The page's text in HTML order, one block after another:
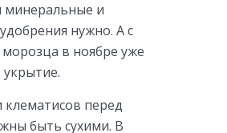
минеральные и
нужно. А с
в ноябре уже
перед
быть сухими. В